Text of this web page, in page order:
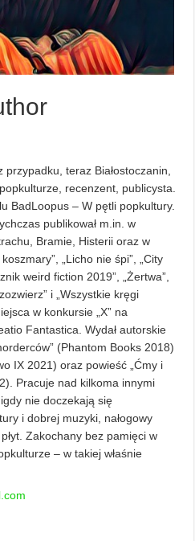
teraz Białostoczanin,
recenzent, publicysta.
BadLoopus – W pętli popkultury.
publikował m.in. w
Bramie, Histerii oraz w
„Licho nie śpi”, „City
weird fiction 2019”, „Żertwa”,
i „Wszystkie kręgi
w konkursie „X” na
Fantastica. Wydał autorskie
(Phantom Books 2018)
IX 2021) oraz powieść „Ćmy i
Pracuje nad kilkoma innymi
nie doczekają się
i dobrej muzyki, nałogowy
Zakochany bez pamięci w
– w takiej właśnie